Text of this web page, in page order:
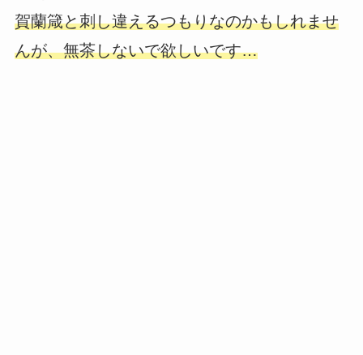
賀蘭箴と刺し違えるつもりなのかもしれませ
んが、無茶しないで欲しいです…